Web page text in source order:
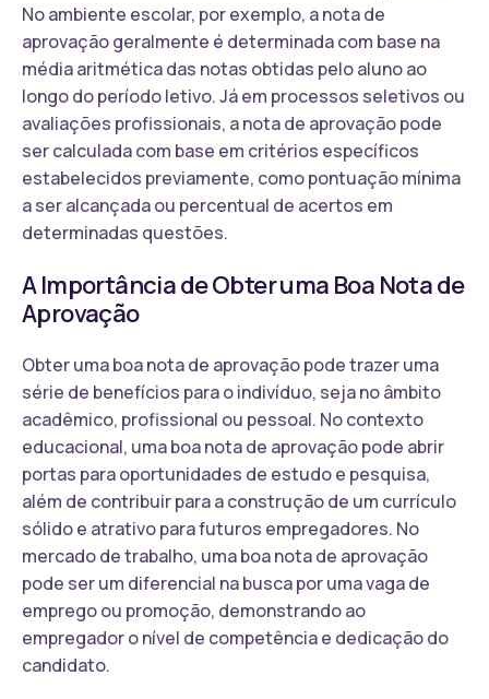
No ambiente escolar, por exemplo, a nota de
aprovação geralmente é determinada com base na
média aritmética das notas obtidas pelo aluno ao
longo do período letivo. Já em processos seletivos ou
avaliações profissionais, a nota de aprovação pode
ser calculada com base em critérios específicos
estabelecidos previamente, como pontuação mínima
a ser alcançada ou percentual de acertos em
determinadas questões.
A Importância de Obter uma Boa Nota de
Aprovação
Obter uma boa nota de aprovação pode trazer uma
série de benefícios para o indivíduo, seja no âmbito
acadêmico, profissional ou pessoal. No contexto
educacional, uma boa nota de aprovação pode abrir
portas para oportunidades de estudo e pesquisa,
além de contribuir para a construção de um currículo
sólido e atrativo para futuros empregadores. No
mercado de trabalho, uma boa nota de aprovação
pode ser um diferencial na busca por uma vaga de
emprego ou promoção, demonstrando ao
empregador o nível de competência e dedicação do
candidato.